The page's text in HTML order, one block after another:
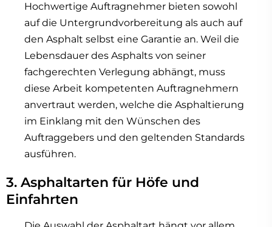
Hochwertige Auftragnehmer bieten sowohl
auf die Untergrundvorbereitung als auch auf
den Asphalt selbst eine Garantie an. Weil die
Lebensdauer des Asphalts von seiner
fachgerechten Verlegung abhängt, muss
diese Arbeit kompetenten Auftragnehmern
anvertraut werden, welche die Asphaltierung
im Einklang mit den Wünschen des
Auftraggebers und den geltenden Standards
ausführen.
3. Asphaltarten für Höfe und
Einfahrten